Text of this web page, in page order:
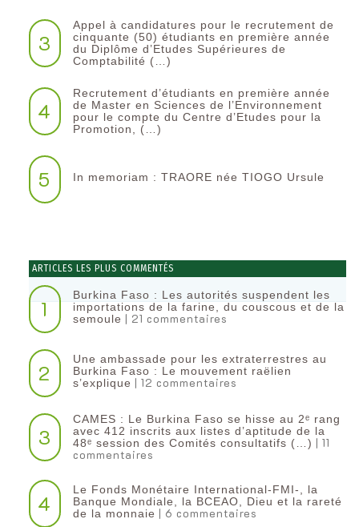
3
Appel à candidatures pour le recrutement de
cinquante (50) étudiants en première année
du Diplôme d’Etudes Supérieures de
Comptabilité (…)
4
Recrutement d’étudiants en première année
de Master en Sciences de l’Environnement
pour le compte du Centre d’Etudes pour la
Promotion, (…)
5 In memoriam : TRAORE née TIOGO Ursule
ARTICLES LES PLUS COMMENTÉS
1
Burkina Faso : Les autorités suspendent les
importations de la farine, du couscous et de la
semoule | 21 commentaires
2
Une ambassade pour les extraterrestres au
Burkina Faso : Le mouvement raëlien
s’explique | 12 commentaires
3
CAMES : Le Burkina Faso se hisse au 2ᵉ rang
avec 412 inscrits aux listes d’aptitude de la
48ᵉ session des Comités consultatifs (…) | 11
commentaires
4
Le Fonds Monétaire International-FMI-, la
Banque Mondiale, la BCEAO, Dieu et la rareté
de la monnaie | 6 commentaires